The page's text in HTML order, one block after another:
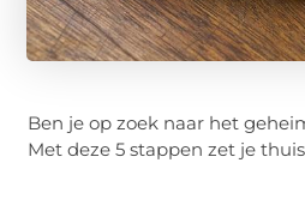
Ben je op zoek naar het
Met deze 5 stappen zet je